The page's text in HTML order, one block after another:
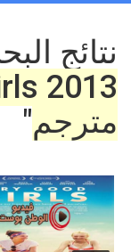
نتائج
2013
مترجم"